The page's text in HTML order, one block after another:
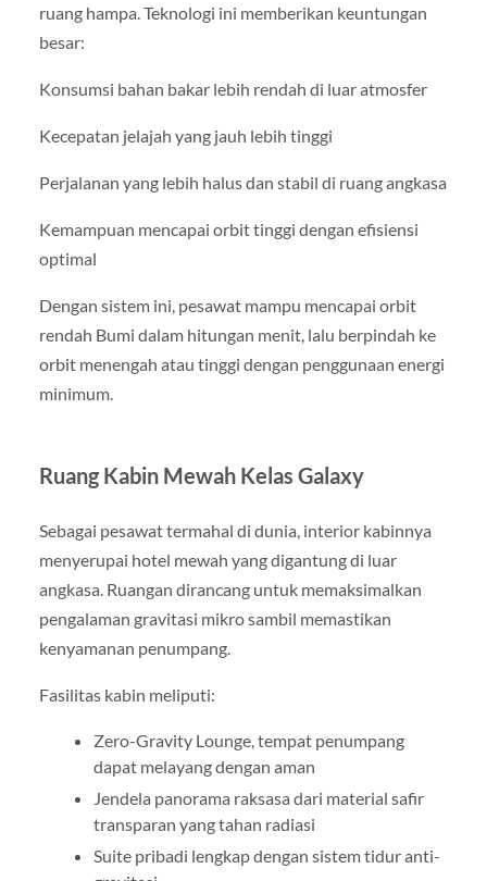
ruang hampa. Teknologi ini memberikan keuntungan
besar:
Konsumsi bahan bakar lebih rendah di luar atmosfer
Kecepatan jelajah yang jauh lebih tinggi
Perjalanan yang lebih halus dan stabil di ruang angkasa
Kemampuan mencapai orbit tinggi dengan efisiensi
optimal
Dengan sistem ini, pesawat mampu mencapai orbit
rendah Bumi dalam hitungan menit, lalu berpindah ke
orbit menengah atau tinggi dengan penggunaan energi
minimum.
Ruang Kabin Mewah Kelas Galaxy
Sebagai pesawat termahal di dunia, interior kabinnya
menyerupai hotel mewah yang digantung di luar
angkasa. Ruangan dirancang untuk memaksimalkan
pengalaman gravitasi mikro sambil memastikan
kenyamanan penumpang.
Fasilitas kabin meliputi:
Zero-Gravity Lounge, tempat penumpang
dapat melayang dengan aman
Jendela panorama raksasa dari material safir
transparan yang tahan radiasi
Suite pribadi lengkap dengan sistem tidur anti-